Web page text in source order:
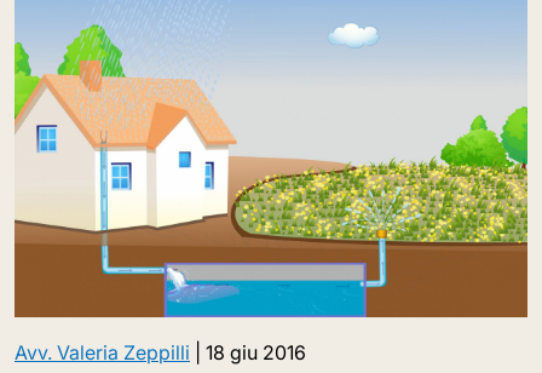
Avv. Valeria Zeppilli 18 giu 2016